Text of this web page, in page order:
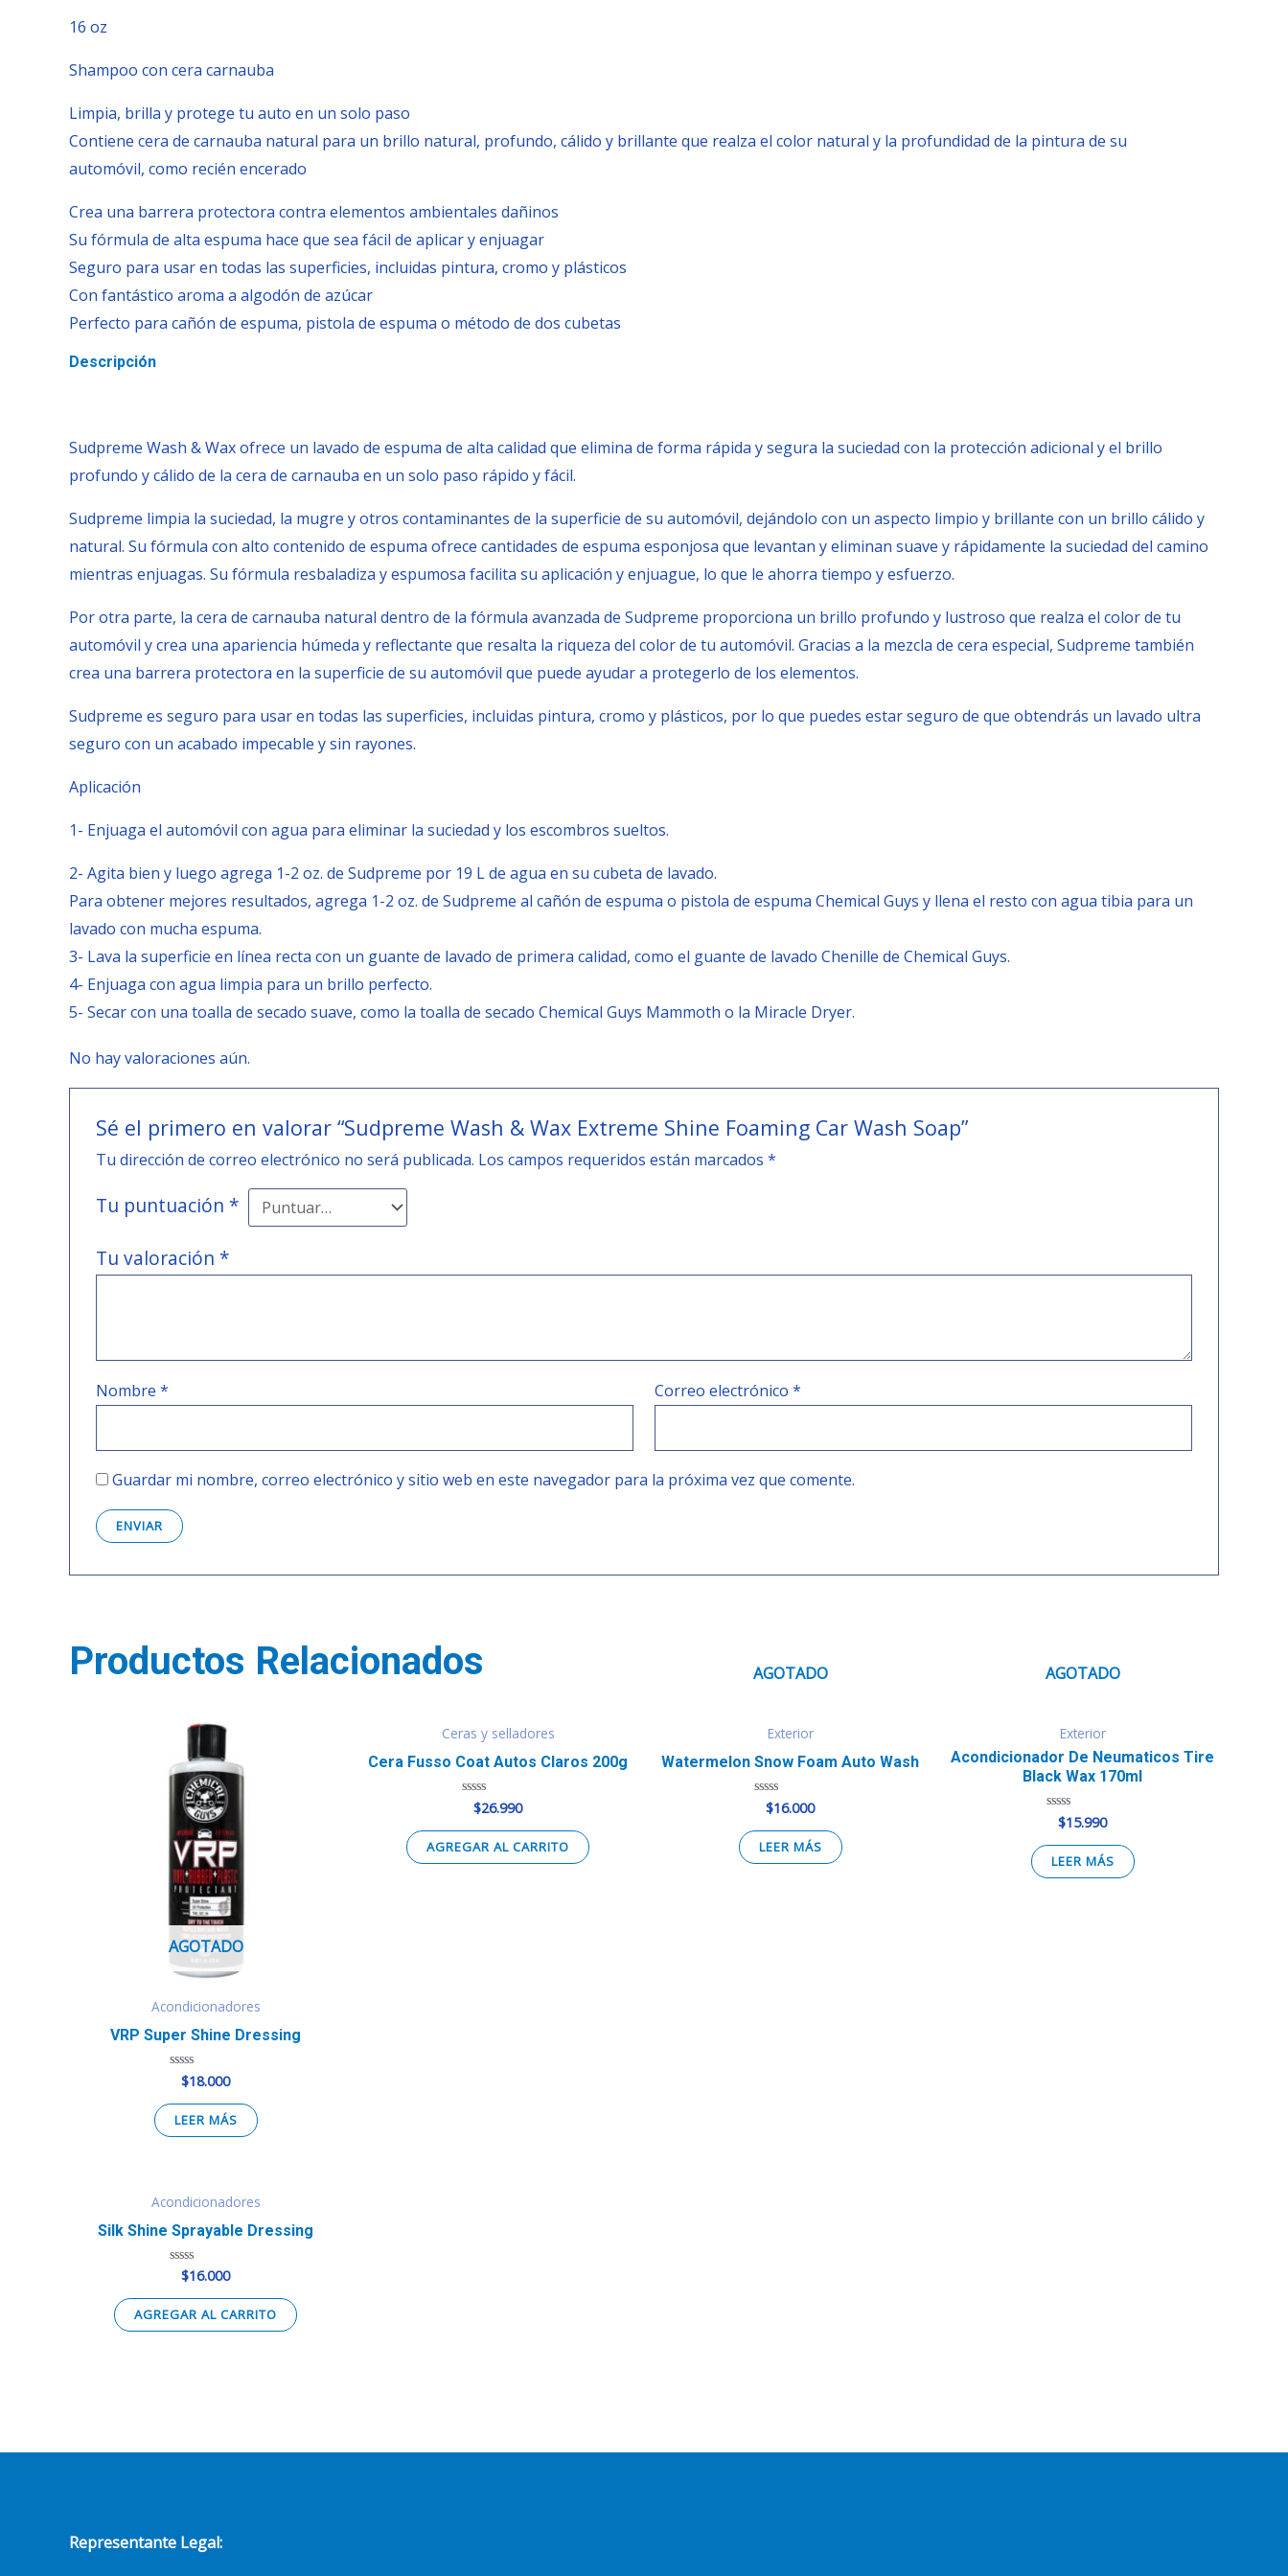
16 oz
Shampoo con cera carnauba
Limpia, brilla y protege tu auto en un solo paso
Contiene cera de carnauba natural para un brillo natural, profundo, cálido y brillante que realza el color natural y la profundidad de la pintura de su
automóvil, como recién encerado
Crea una barrera protectora contra elementos ambientales dañinos
Su fórmula de alta espuma hace que sea fácil de aplicar y enjuagar
Seguro para usar en todas las superficies, incluidas pintura, cromo y plásticos
Con fantástico aroma a algodón de azúcar
Perfecto para cañón de espuma, pistola de espuma o método de dos cubetas
Descripción
Sudpreme Wash & Wax ofrece un lavado de espuma de alta calidad que elimina de forma rápida y segura la suciedad con la protección adicional y el brillo
profundo y cálido de la cera de carnauba en un solo paso rápido y fácil.
Sudpreme limpia la suciedad, la mugre y otros contaminantes de la superficie de su automóvil, dejándolo con un aspecto limpio y brillante con un brillo cálido y
natural. Su fórmula con alto contenido de espuma ofrece cantidades de espuma esponjosa que levantan y eliminan suave y rápidamente la suciedad del camino
mientras enjuagas. Su fórmula resbaladiza y espumosa facilita su aplicación y enjuague, lo que le ahorra tiempo y esfuerzo.
Por otra parte, la cera de carnauba natural dentro de la fórmula avanzada de Sudpreme proporciona un brillo profundo y lustroso que realza el color de tu
automóvil y crea una apariencia húmeda y reflectante que resalta la riqueza del color de tu automóvil. Gracias a la mezcla de cera especial, Sudpreme también
crea una barrera protectora en la superficie de su automóvil que puede ayudar a protegerlo de los elementos.
Sudpreme es seguro para usar en todas las superficies, incluidas pintura, cromo y plásticos, por lo que puedes estar seguro de que obtendrás un lavado ultra
seguro con un acabado impecable y sin rayones.
Aplicación
1- Enjuaga el automóvil con agua para eliminar la suciedad y los escombros sueltos.
2- Agita bien y luego agrega 1-2 oz. de Sudpreme por 19 L de agua en su cubeta de lavado.
Para obtener mejores resultados, agrega 1-2 oz. de Sudpreme al cañón de espuma o pistola de espuma Chemical Guys y llena el resto con agua tibia para un
lavado con mucha espuma.
3- Lava la superficie en línea recta con un guante de lavado de primera calidad, como el guante de lavado Chenille de Chemical Guys.
4- Enjuaga con agua limpia para un brillo perfecto.
5- Secar con una toalla de secado suave, como la toalla de secado Chemical Guys Mammoth o la Miracle Dryer.
No hay valoraciones aún.
Sé el primero en valorar “Sudpreme Wash & Wax Extreme Shine Foaming Car Wash Soap”
Tu dirección de correo electrónico no será publicada. Los campos requeridos están marcados *
Tu puntuación *
Tu valoración *
Nombre * Correo electrónico*
Guardar mi nombre, correo electrónico y sitio web en este navegador para la próxima vez que comente.
Productos Relacionados
AGOTADO
Acondicionadores
VRP Super Shine Dressing
Valorado
0
de
5
$18.000
LEER MÁS
Ceras y selladores
Cera Fusso Coat Autos Claros 200g
Valorado
0
de
5
$26.990
AGREGAR AL CARRITO
AGOTADO
Exterior
Watermelon Snow Foam Auto Wash
Valorado
0
de
5
$16.000
LEER MÁS
AGOTADO
Exterior
Acondicionador De Neumaticos Tire
Black Wax 170ml
Valorado
0
de
5
$15.990
LEER MÁS
Acondicionadores
Silk Shine Sprayable Dressing
Valorado
0
de
5
$16.000
AGREGAR AL CARRITO
Representante Legal: